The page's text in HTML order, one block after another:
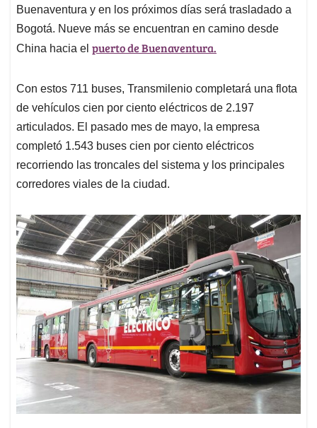
Buenaventura y en los próximos días será trasladado a
Bogotá. Nueve más se encuentran en camino desde
China hacia el puerto de Buenaventura.
Con estos 711 buses, Transmilenio completará una flota
de vehículos cien por ciento eléctricos de 2.197
articulados. El pasado mes de mayo, la empresa
completó 1.543 buses cien por ciento eléctricos
recorriendo las troncales del sistema y los principales
corredores viales de la ciudad.